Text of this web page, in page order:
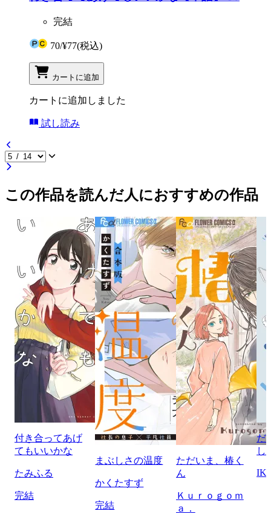
完結
70/¥77(税込)
カートに追加
カートに追加しました
試し読み
この作品を読んだ人におすすめの作品
付き合ってあげ
てもいいかな
たみふる
完結
まぶしさの温度
かくたすず
完結
ただいま、椿く
ん
Ｋｕｒｏｇｏｍ
ａ．
だ
し